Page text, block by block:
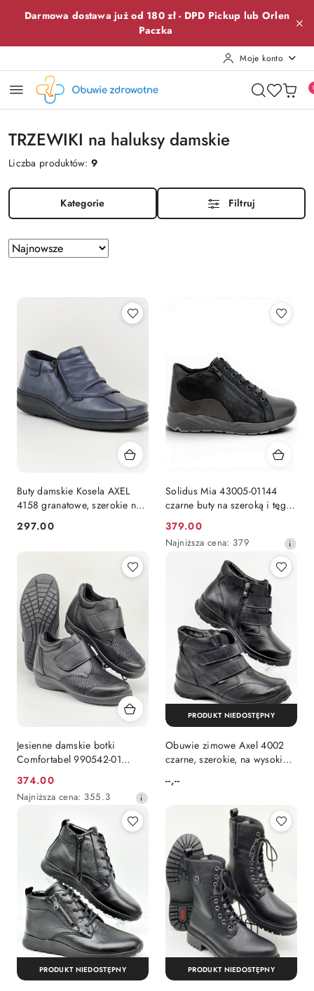
Przejdź do treści głównej
Przejdź do wyszukiwarki
Przejdź do moje konto
Przejdź do menu głównego
Przejdź do stopki
Darmowa dostawa już od 180 zł - DPD Pickup lub Orlen
Paczka
Moje konto
TRZEWIKI na haluksy damskie
Liczba produktów:9
Kategorie Filtruj
Zastosowano
sortowanie:
Sortuj
według
Buty damskie Kosela AXEL
4158 granatowe, szerokie na
wysokie podbicie, tęgość K
Cena:
297.00
Solidus Mia 43005-01144
czarne buty na szeroką i tęgą
stopę, tęgość M regulowana
Cena
promocyjna:
379.00
Najniższa
Najniższa cena: 379
Jesienne damskie botki
Comfortabel 990542-01
Cena
promocyjna:
374.00
Najniższa
obniżką
Najniższa cena: 355.3
Obuwie zimowe Axel 4002
czarne, szerokie, na wysokie
H-K-M
Cena:
--,--
PRODUKT NIEDOSTĘPNY
PRODUKT NIEDOSTĘPNY PRODUKT NIEDOSTĘPNY